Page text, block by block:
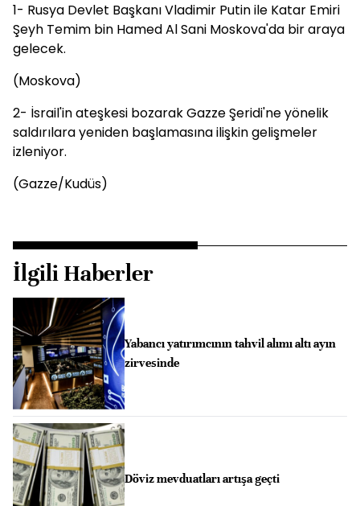
1- Rusya Devlet Başkanı Vladimir Putin ile Katar Emiri
Şeyh Temim bin Hamed Al Sani Moskova'da bir araya
gelecek.
(Moskova)
2- İsrail'in ateşkesi bozarak Gazze Şeridi'ne yönelik
saldırılara yeniden başlamasına ilişkin gelişmeler
izleniyor.
(Gazze/Kudüs)
İlgili Haberler
Yabancı yatırımcının tahvil alımı altı ayın
zirvesinde
Döviz mevduatları artışa geçti